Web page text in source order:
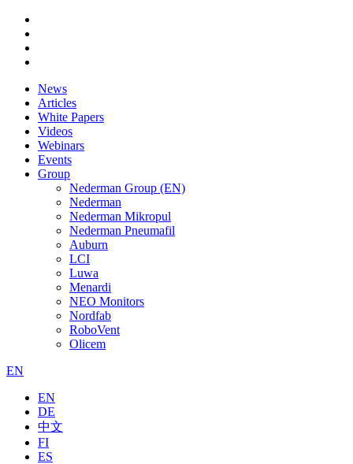
News
Articles
White Papers
Videos
Webinars
Events
Group
Nederman Group (EN)
Nederman
Nederman Mikropul
Nederman Pneumafil
Auburn
LCI
Luwa
Menardi
NEO Monitors
Nordfab
RoboVent
Olicem
EN
EN
DE
中文
FI
ES